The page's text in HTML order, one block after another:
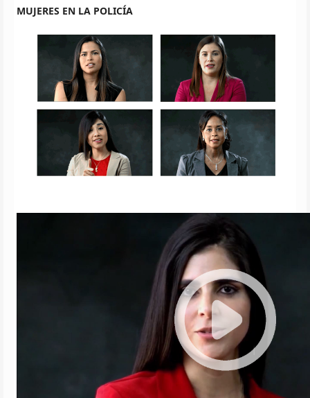
MUJERES EN LA POLICÍA